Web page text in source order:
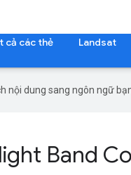
cả các thẻ Landsat
nội dung sang ngôn ngữ
Band